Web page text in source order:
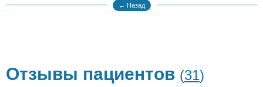
← Назад
Отзывы пациентов (31)